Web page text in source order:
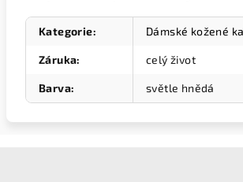
Kategorie: Dámské kožené
Záruka: celý život
Barva: světle hnědá